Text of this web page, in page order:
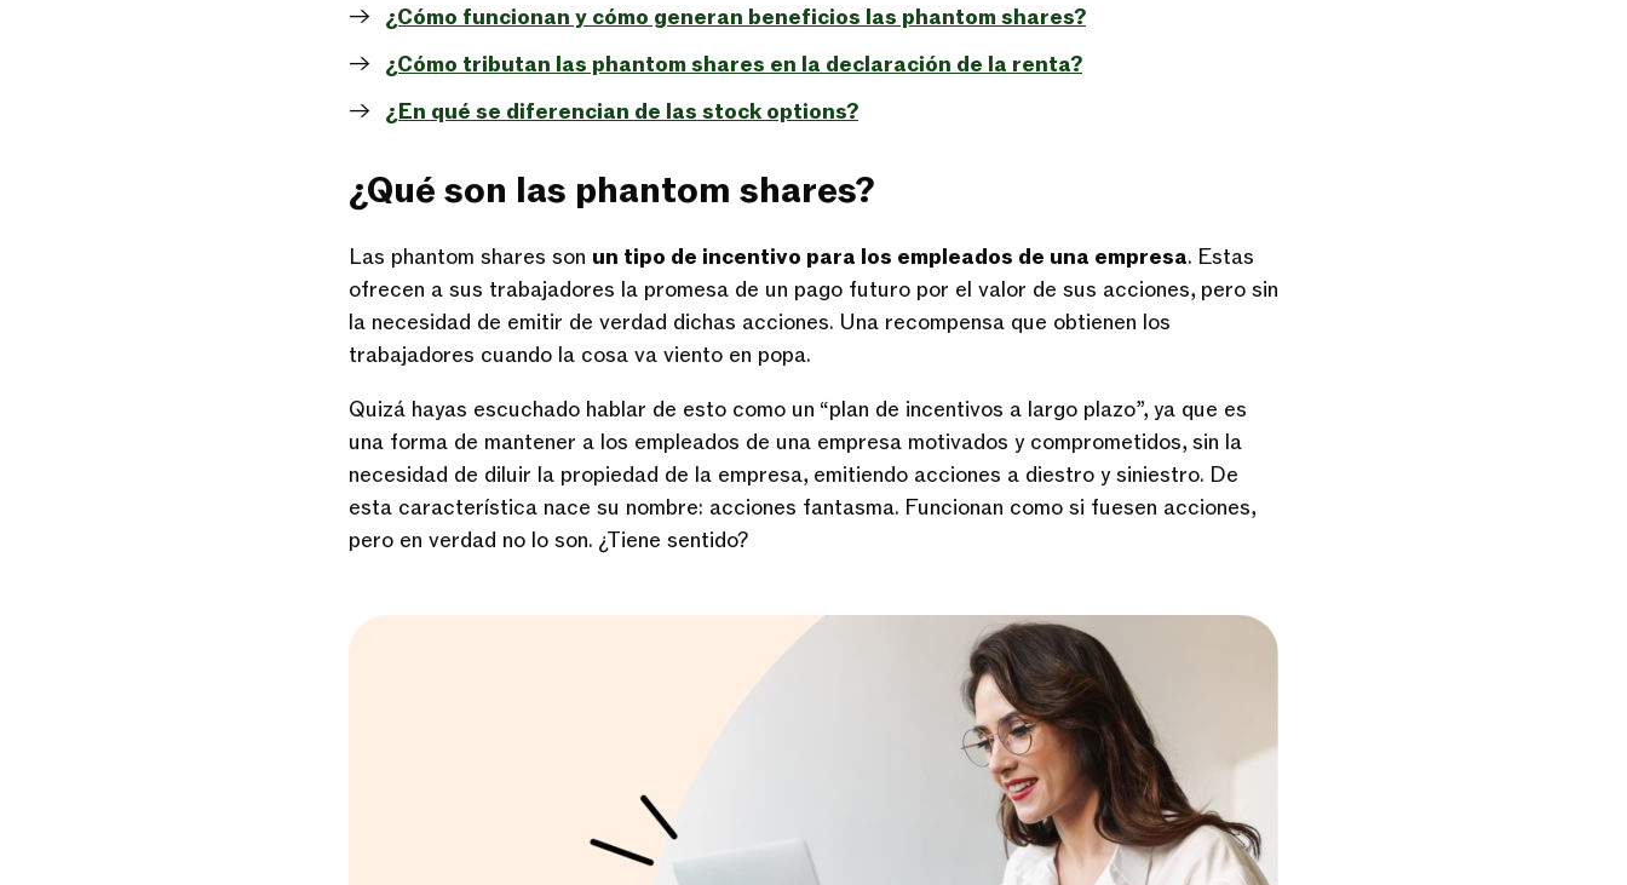
¿Cómo funcionan y cómo generan beneficios las phantom shares?
¿Cómo tributan las phantom shares en la declaración de la renta?
¿En qué se diferencian de las stock options?
¿Qué son las phantom shares?
Las phantom shares son un tipo de incentivo para los empleados de una empresa. Estas
ofrecen a sus trabajadores la promesa de un pago futuro por el valor de sus acciones, pero sin
la necesidad de emitir de verdad dichas acciones. Una recompensa que obtienen los
trabajadores cuando la cosa va viento en popa.
Quizá hayas escuchado hablar de esto como un “plan de incentivos a largo plazo”, ya que es
una forma de mantener a los empleados de una empresa motivados y comprometidos, sin la
necesidad de diluir la propiedad de la empresa, emitiendo acciones a diestro y siniestro. De
esta característica nace su nombre: acciones fantasma. Funcionan como si fuesen acciones,
pero en verdad no lo son. ¿Tiene sentido?